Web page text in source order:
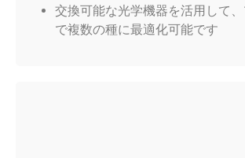
交換可能な光学機器を活用して
で複数の種に最適化可能です